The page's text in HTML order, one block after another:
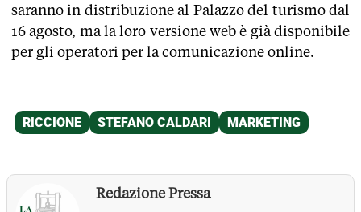
saranno in distribuzione al Palazzo del turismo dal
16 agosto, ma la loro versione web è già disponibile
per gli operatori per la comunicazione online.
Redazione Pressa